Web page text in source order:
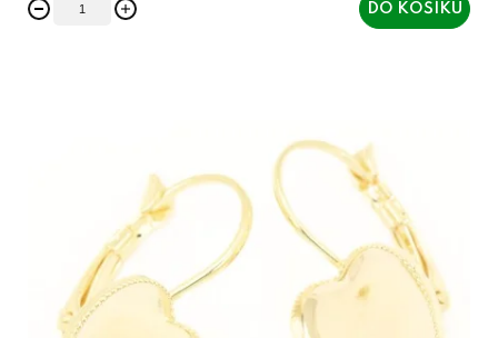
DO KOŠÍKU